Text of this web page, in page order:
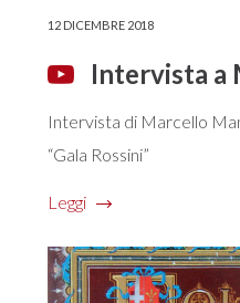
12 DICEMBRE 2018
Intervista a
Intervista di Marcello
“Gala Rossini”
Leggi